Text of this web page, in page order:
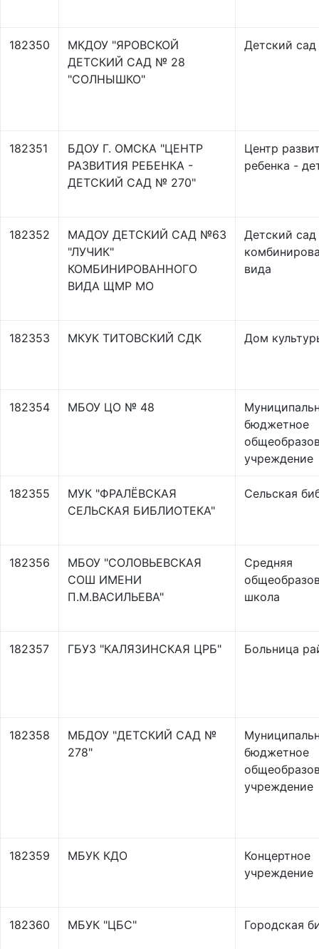
182350
МКДОУ "ЯРОВСКОЙ
ДЕТСКИЙ САД № 28
"СОЛНЫШКО"
Детский сад
182351
БДОУ Г. ОМСКА "ЦЕНТР
РАЗВИТИЯ РЕБЕНКА -
ДЕТСКИЙ САД № 270"
Центр
ребенка -
182352
МАДОУ ДЕТСКИЙ САД №63
"ЛУЧИК"
КОМБИНИРОВАННОГО
ВИДА ЩМР МО
Детский сад
вида
182353 МКУК ТИТОВСКИЙ СДК Дом
182354 МБОУ ЦО № 48
бюджетное
учреждение
182355
МУК "ФРАЛЁВСКАЯ
СЕЛЬСКАЯ БИБЛИОТЕКА"
Сельская
182356
МБОУ "СОЛОВЬЕВСКАЯ
СОШ ИМЕНИ
П.М.ВАСИЛЬЕВА"
Средняя
школа
182357 ГБУЗ "КАЛЯЗИНСКАЯ ЦРБ" Больница
182358
МБДОУ "ДЕТСКИЙ САД №
278"
бюджетное
учреждение
182359 МБУК КДО
Концертное
учреждение
182360 МБУК "ЦБС" Городская